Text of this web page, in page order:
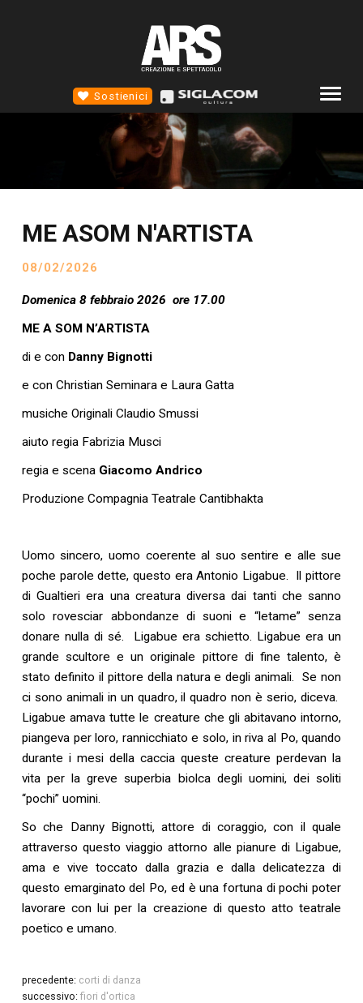
Sostienici
EVENTI
NEWS
SCUOLA STM
CONTATTI
ME ASOM N'ARTISTA
08/02/2026
Domenica 8 febbraio 2026 ore 17.00
ME A SOM N’ARTISTA
di e con Danny Bignotti
e con Christian Seminara e Laura Gatta
musiche Originali Claudio Smussi
aiuto regia Fabrizia Musci
regia e scena Giacomo Andrico
Produzione Compagnia Teatrale Cantibhakta
Uomo sincero, uomo coerente al suo sentire e alle sue
poche parole dette, questo era Antonio Ligabue. Il pittore
di Gualtieri era una creatura diversa dai tanti che sanno
solo rovesciar abbondanze di suoni e “letame” senza
donare nulla di sé. Ligabue era schietto. Ligabue era un
grande scultore e un originale pittore di fine talento, è
stato definito il pittore della natura e degli animali. Se non
ci sono animali in un quadro, il quadro non è serio, diceva.
Ligabue amava tutte le creature che gli abitavano intorno,
piangeva per loro, rannicchiato e solo, in riva al Po, quando
durante i mesi della caccia queste creature perdevan la
vita per la greve superbia biolca degli uomini, dei soliti
“pochi” uomini.
So che Danny Bignotti, attore di coraggio, con il quale
attraverso questo viaggio attorno alle pianure di Ligabue,
ama e vive toccato dalla grazia e dalla delicatezza di
questo emarginato del Po, ed è una fortuna di pochi poter
lavorare con lui per la creazione di questo atto teatrale
poetico e umano.
precedente: corti di danza
successivo: fiori d'ortica